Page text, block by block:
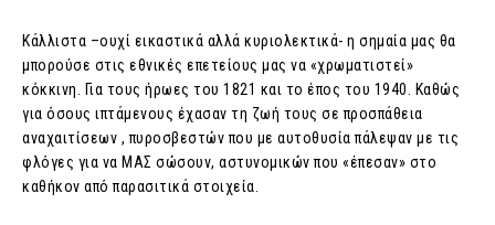
Κάλλιστα –ουχί εικαστικά αλλά κυριολεκτικά- η σημαία μας θα
μπορούσε στις εθνικές επετείους μας να «χρωματιστεί»
κόκκινη. Για τους ήρωες του 1821 και το έπος του 1940. Καθώς
για όσους ιπτάμενους έχασαν τη ζωή τους σε προσπάθεια
αναχαιτίσεων , πυροσβεστών που με αυτοθυσία πάλεψαν με τις
φλόγες για να ΜΑΣ σώσουν, αστυνομικών που «έπεσαν» στο
καθήκον από παρασιτικά στοιχεία.